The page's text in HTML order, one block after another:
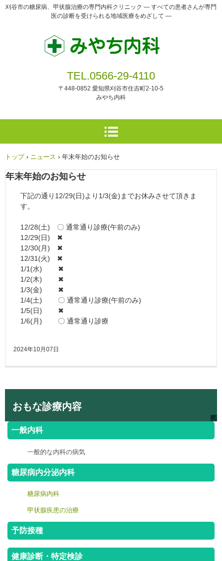
刈谷市の糖尿病、甲状腺治療の専門内科クリニック ― すべての患者さんが専門
医の診断を受けられる地域医療をめざして ―
TEL.0566-29-4110
〒448-0852 愛知県刈谷市住吉町2-10-5
みやち内科
トップ › ニュース › 年末年始のお知らせ
年末年始のお知らせ
下記の通り12/29(日)より1/3(金)までお休みさせて頂きま
す。
12/28(土) 〇 通常通り診療(午前のみ)
12/29(日) ✖
12/30(月) ✖
12/31(火) ✖
1/1(水) ✖
1/2(木) ✖
1/3(金) ✖
1/4(土) 〇 通常通り診療(午前のみ)
1/5(日) ✖
1/6(月) 〇 通常通り診療
2024年10月07日
おもな診療内容
一般内科
一般的な内科の病気
糖尿病内分泌内科
糖尿病内科
甲状腺疾患の治療
予防接種
健康診断・特定検診